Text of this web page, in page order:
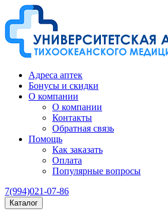
Адреса аптек
Бонусы и скидки
О компании
О компании
Контакты
Обратная связь
Помощь
Как заказать
Оплата
Популярные вопросы
7(994)021-07-86
Каталог